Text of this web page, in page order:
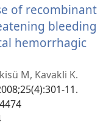
պատուհան)
of recombinant
bleeding
hemorrhagic
M, Kavakli K.
11.